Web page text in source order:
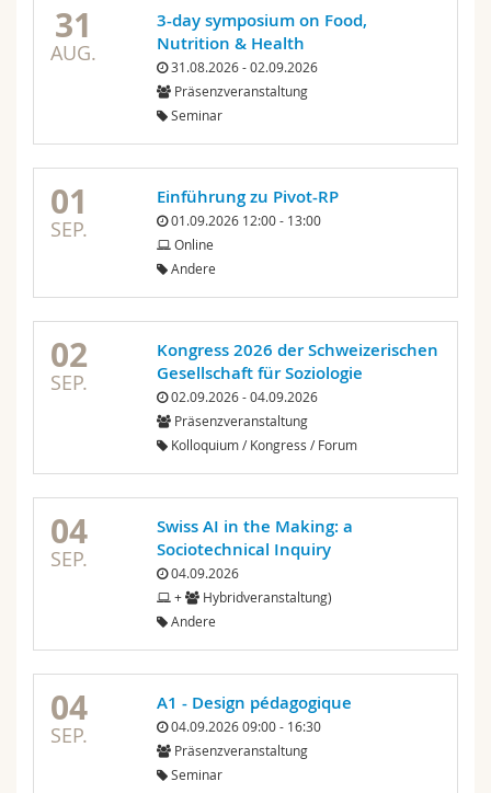
31
AUG.
3-day symposium on Food,
Nutrition & Health
31.08.2026 - 02.09.2026
Präsenzveranstaltung
Seminar
01
SEP.
Einführung zu Pivot-RP
01.09.2026 12:00 - 13:00
Online
Andere
02
SEP.
Kongress 2026 der Schweizerischen
Gesellschaft für Soziologie
02.09.2026 - 04.09.2026
Präsenzveranstaltung
Kolloquium / Kongress / Forum
04
SEP.
Swiss AI in the Making: a
Sociotechnical Inquiry
04.09.2026
+
Hybridveranstaltung)
Andere
04
SEP.
A1 - Design pédagogique
04.09.2026 09:00 - 16:30
Präsenzveranstaltung
Seminar